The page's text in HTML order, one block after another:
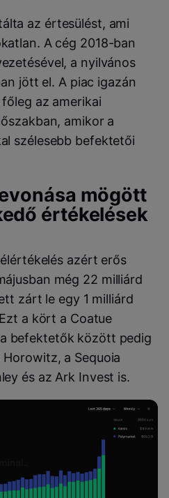
az értesülést, ami
A cég 2018-ban
a nyilvános
jött el. A piac igazán
az amerikai
amikor a
szélesebb befektetői
mögött
értékelések
azért erős
még 22 milliárd
zárt le egy 1 milliárd
a kört a Coatue
befektetők között pedig
a Sequoia
és az Ark Invest is.